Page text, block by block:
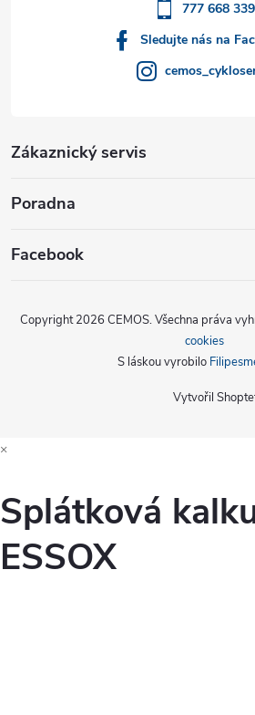
777 668 339
Sledujte nás na
Zákaznický servis
Poradna
Facebook
Vytvořil
Copyright 2026 CEMOS. Všechna práva
cookies
S láskou vyrobilo
×
Splátková
ESSOX